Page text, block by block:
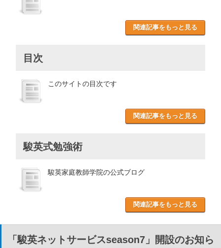
関連記事をもっと見る
目次
このサイトの目次です
関連記事をもっと見る
駿英式勉強術
駿英家庭教師学院の公式ブログ
関連記事をもっと見る
「駿英ネットサービスseason7」開設のお知ら